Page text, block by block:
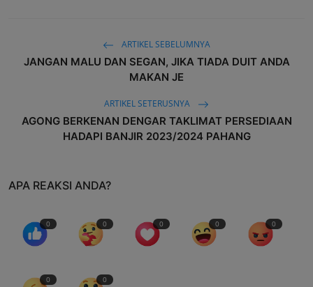
ARTIKEL SEBELUMNYA
JANGAN MALU DAN SEGAN, JIKA TIADA DUIT ANDA
MAKAN JE
ARTIKEL SETERUSNYA
AGONG BERKENAN DENGAR TAKLIMAT PERSEDIAAN
HADAPI BANJIR 2023/2024 PAHANG
APA REAKSI ANDA?
0 0 0 0 0
0 0